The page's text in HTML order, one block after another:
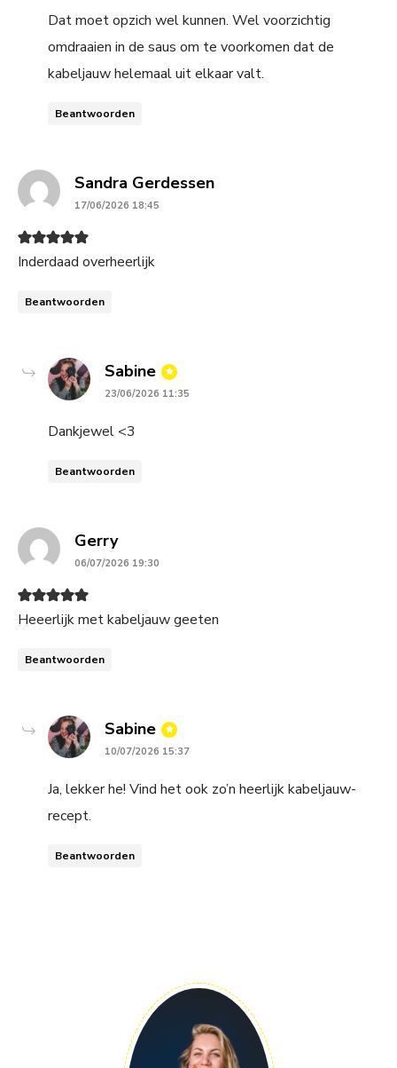
Dat moet opzich wel kunnen. Wel voorzichtig
omdraaien in de saus om te voorkomen dat de
kabeljauw helemaal uit elkaar valt.
Beantwoorden
Sandra Gerdessensays:
17/06/2026 18:45
Inderdaad overheerlijk
Beantwoorden
Sabine says:
23/06/2026 11:35
Dankjewel <3
Beantwoorden
Gerrysays:
06/07/2026 19:30
Heeerlijk met kabeljauw geeten
Beantwoorden
Sabine says:
10/07/2026 15:37
Ja, lekker he! Vind het ook zo’n heerlijk kabeljauw-
recept.
Beantwoorden